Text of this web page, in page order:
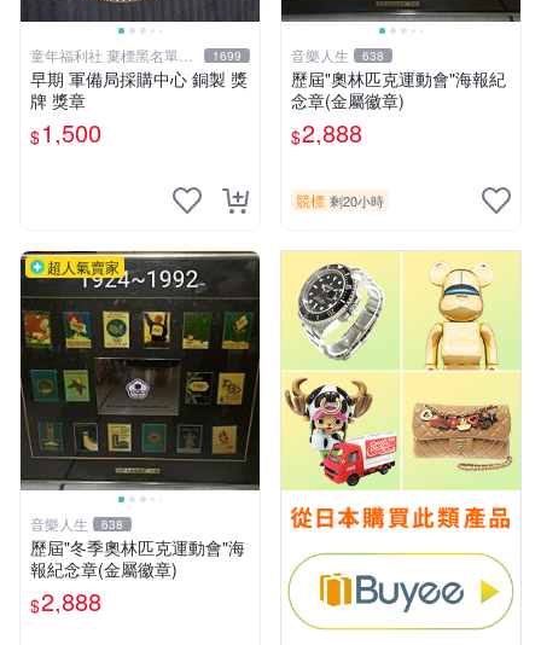
童年福利社 棄標黑名單&
負評
1699
早期 軍備局採購中心 銅製 獎
牌 獎章
$1,500
音樂人生 638
歷屆"奧林匹克運動會"海報紀
念章(金屬徽章)
$2,888
競標 剩20小時
超人氣賣家
音樂人生 638
歷屆"冬季奧林匹克運動會"海
報紀念章(金屬徽章)
$2,888